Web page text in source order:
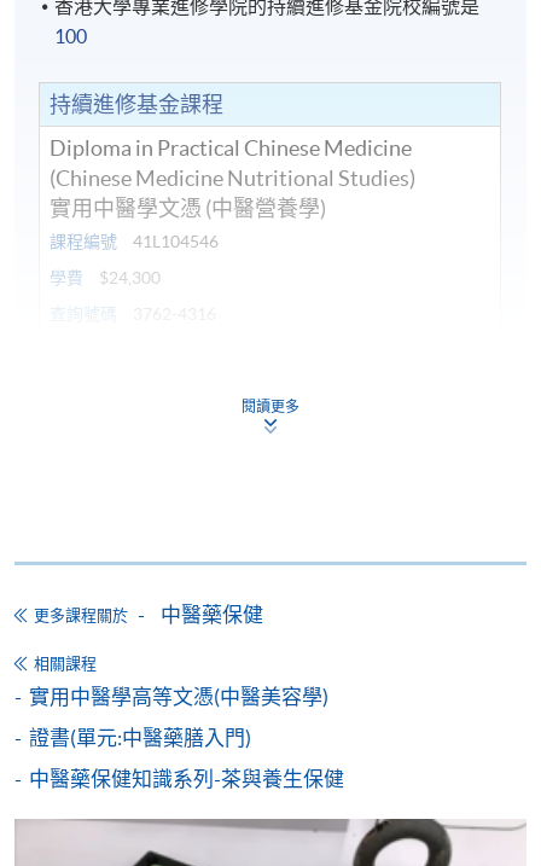
香港大學專業進修學院的持續進修基金院校編號是
100
持續進修基金課程
Diploma in Practical Chinese Medicine
(Chinese Medicine Nutritional Studies)
實用中醫學文憑 (中醫營養學)
課程編號
41L104546
學費
$24,300
查詢號碼
本課程已加入持續進修基金可獲發還款項課程名單內
實用中醫學高等文憑(中醫營養學)
申請
網上報名 立即報名
閱讀更多
更多課程關於 中醫藥保健
相關課程
實用中醫學高等文憑(中醫美容學)
證書(單元:中醫藥膳入門)
中醫藥保健知識系列-茶與養生保健